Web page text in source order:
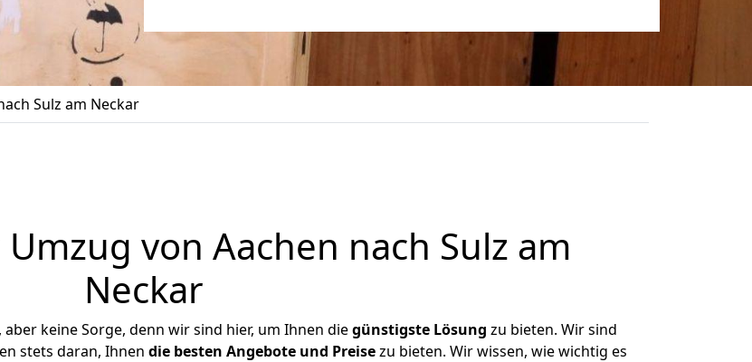
Sulz am Neckar
von Aachen nach Sulz am
Neckar
keine Sorge, denn wir sind hier, um Ihnen diegünstigste Lösung zu bieten. Wir sind
stets daran, Ihnen die besten Angebote und Preisezu bieten. Wir wissen, wie wichtig es